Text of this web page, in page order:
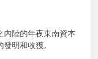
內陸的年夜東南資本
明和收獲。